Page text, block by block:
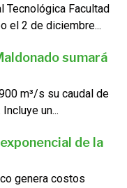
Tecnológica Facultad
el 2 de diciembre...
sumará
m³/s su caudal de
un...
de la
genera costos